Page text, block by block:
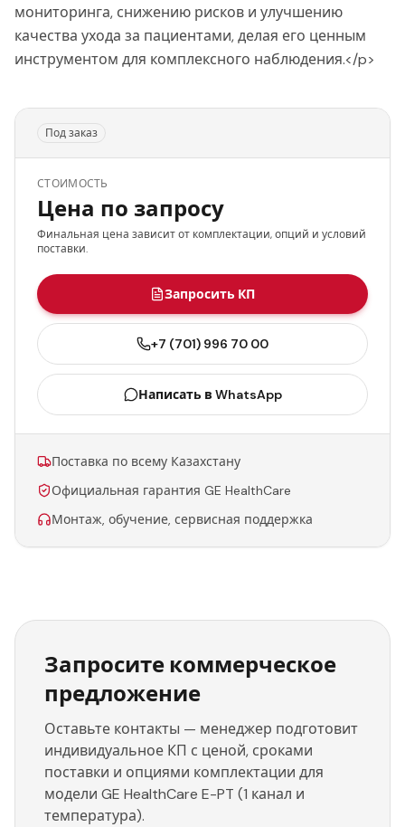
мониторинга, снижению рисков и улучшению
качества ухода за пациентами, делая его ценным
инструментом для комплексного наблюдения.</p>
Под заказ
СТОИМОСТЬ
Цена по запросу
Финальная цена зависит от комплектации, опций и условий
поставки.
Запросить КП
+7 (701) 996 70 00
Написать в WhatsApp
Поставка по всему Казахстану
Официальная гарантия GE HealthCare
Монтаж, обучение, сервисная поддержка
Запросите коммерческое
предложение
Оставьте контакты — менеджер подготовит
индивидуальное КП с ценой, сроками
поставки и опциями комплектации для
модели GE HealthCare E-PT (1 канал и
температура).